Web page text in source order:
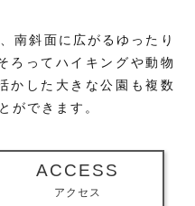
南斜面に広がるゆったり
ろってハイキングや動物
かした大きな公園も複数
ができます。
ACCESS
アクセス